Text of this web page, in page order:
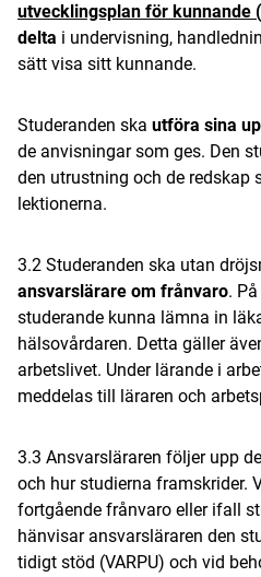
utvecklingsplan för kunnande
delta i undervisning,
sätt visa sitt kunnande.
Studeranden ska utföra sina
de anvisningar som ges. Den
den utrustning och de redskap
lektionerna.
3.2 Studeranden ska utan
ansvarslärare om frånvaro.
studerande kunna lämna in
hälsovårdaren. Detta gäller
arbetslivet. Under lärande i
meddelas till läraren och
3.3 Ansvarsläraren följer upp
och hur studierna framskrider.
fortgående frånvaro eller ifall
hänvisar ansvarsläraren den
tidigt stöd (VARPU) och vid